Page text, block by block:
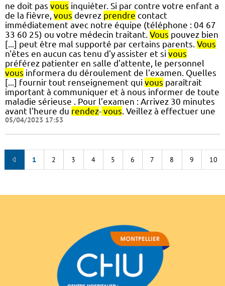
ne doit pas vous inquiéter. Si par contre votre enfant a
de la fièvre, vous devrez prendre contact
immédiatement avec notre équipe (téléphone : 04 67
33 60 25) ou votre médecin traitant. Vous pouvez bien
[...] peut être mal supporté par certains parents. Vous
n'êtes en aucun cas tenu d'y assister et si vous
préférez patienter en salle d'attente, le personnel
vous informera du déroulement de l'examen. Quelles
[...] fournir tout renseignement qui vous paraîtrait
important à communiquer et à nous informer de toute
maladie sérieuse . Pour l’examen : Arrivez 30 minutes
avant l'heure du rendez- vous. Veillez à effectuer une
05/04/2023 17:53
1 2 3 4 5 6 7 8 9 10